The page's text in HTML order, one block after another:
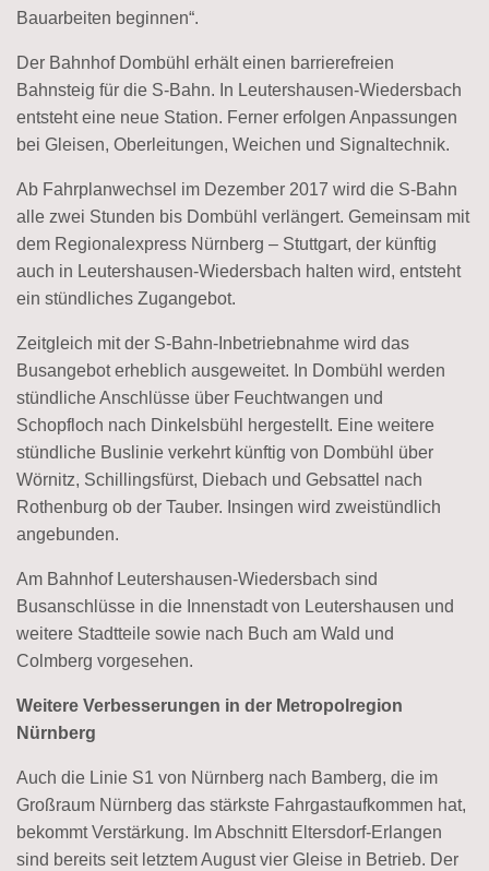
Bauarbeiten beginnen“.
Der Bahnhof Dombühl erhält einen barrierefreien
Bahnsteig für die S-Bahn. In Leutershausen-Wiedersbach
entsteht eine neue Station. Ferner erfolgen Anpassungen
bei Gleisen, Oberleitungen, Weichen und Signaltechnik.
Ab Fahrplanwechsel im Dezember 2017 wird die S-Bahn
alle zwei Stunden bis Dombühl verlängert. Gemeinsam mit
dem Regionalexpress Nürnberg – Stuttgart, der künftig
auch in Leutershausen-Wiedersbach halten wird, entsteht
ein stündliches Zugangebot.
Zeitgleich mit der S-Bahn-Inbetriebnahme wird das
Busangebot erheblich ausgeweitet. In Dombühl werden
stündliche Anschlüsse über Feuchtwangen und
Schopfloch nach Dinkelsbühl hergestellt. Eine weitere
stündliche Buslinie verkehrt künftig von Dombühl über
Wörnitz, Schillingsfürst, Diebach und Gebsattel nach
Rothenburg ob der Tauber. Insingen wird zweistündlich
angebunden.
Am Bahnhof Leutershausen-Wiedersbach sind
Busanschlüsse in die Innenstadt von Leutershausen und
weitere Stadtteile sowie nach Buch am Wald und
Colmberg vorgesehen.
Weitere Verbesserungen in der Metropolregion
Nürnberg
Auch die Linie S1 von Nürnberg nach Bamberg, die im
Großraum Nürnberg das stärkste Fahrgastaufkommen hat,
bekommt Verstärkung. Im Abschnitt Eltersdorf-Erlangen
sind bereits seit letztem August vier Gleise in Betrieb. Der